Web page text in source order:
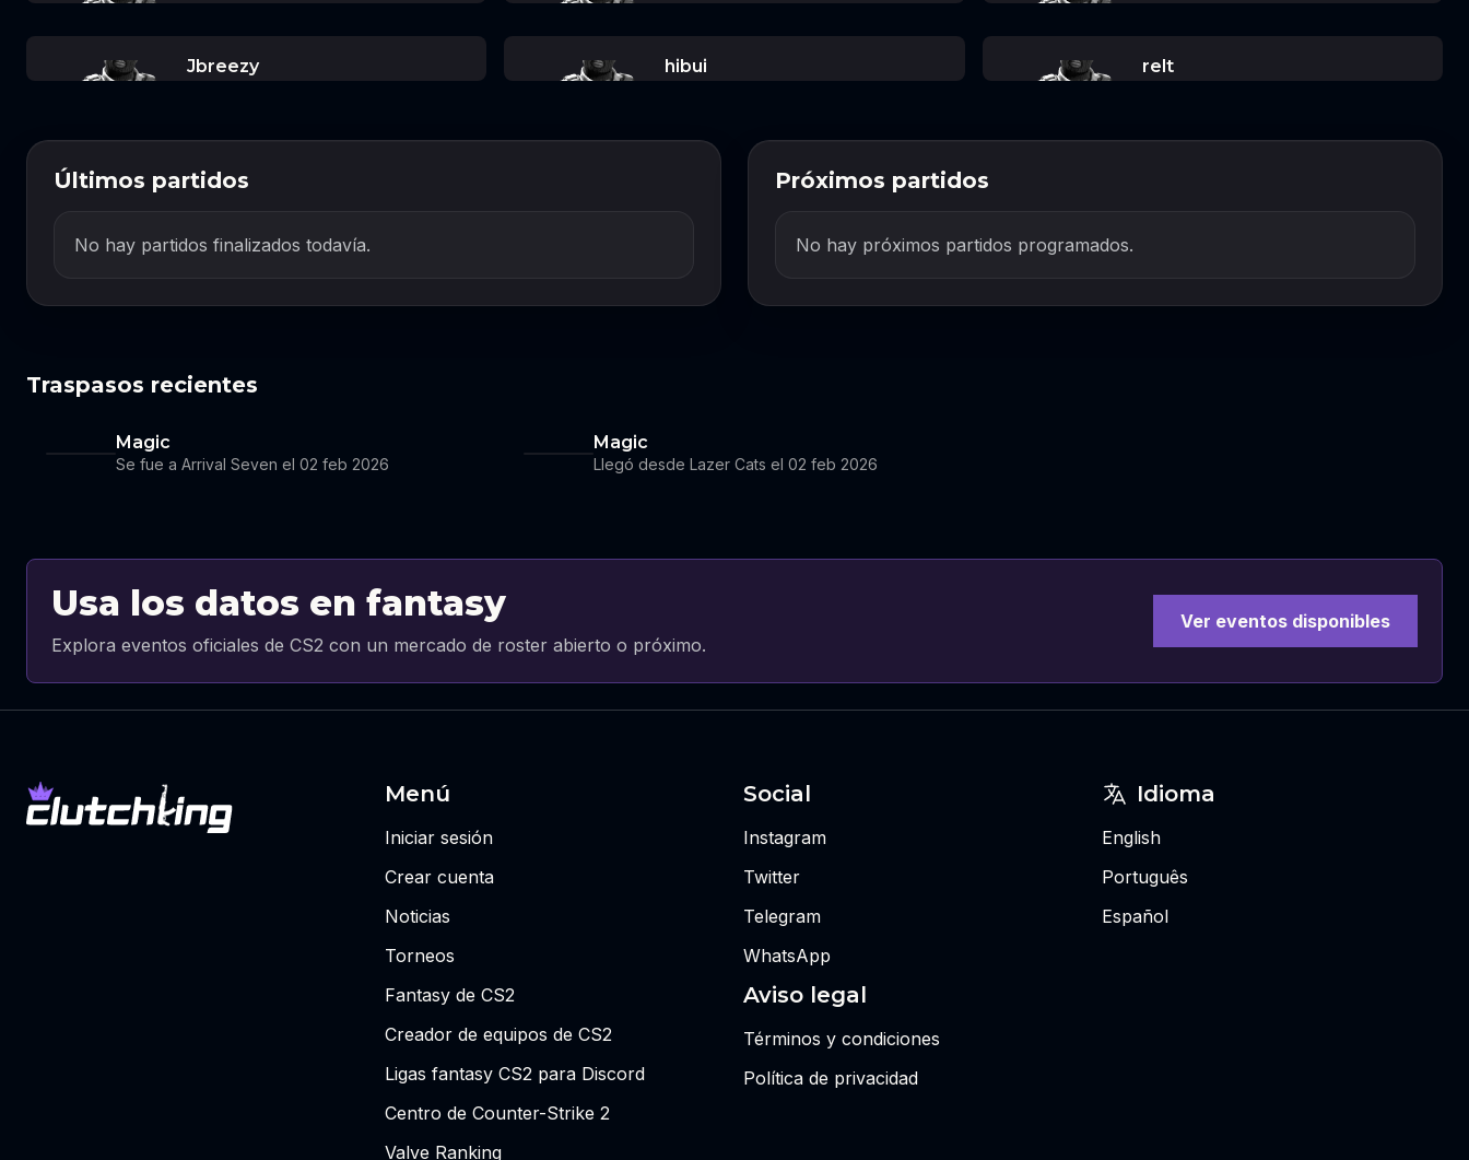
Jbreezy hibui relt
Últimos partidos
No hay partidos finalizados todavía.
Próximos partidos
No hay próximos partidos programados.
Traspasos recientes
Magic
Se fue a Arrival Seven el 02 feb 2026
Magic
Llegó desde Lazer Cats el 02 feb 2026
Usa los datos en fantasy
Explora eventos oficiales de CS2 con un mercado de roster abierto o próximo.
Ver eventos disponibles
Menú
Iniciar sesión
Crear cuenta
Noticias
Torneos
Fantasy de CS2
Creador de equipos de CS2
Ligas fantasy CS2 para Discord
Centro de Counter-Strike 2
Valve Ranking
Social
Instagram
Twitter
Telegram
WhatsApp
Aviso legal
Términos y condiciones
Política de privacidad
Idioma
English
Português
Español